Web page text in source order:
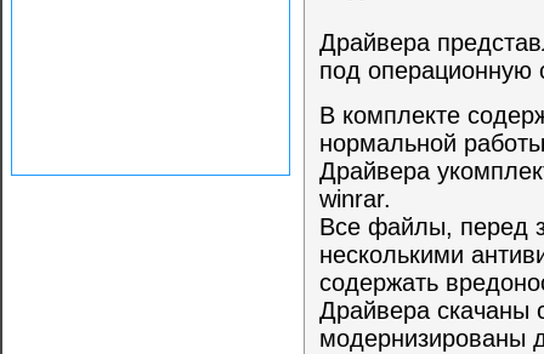
Драйвера
под операционную
В комплекте
нормальной
Драйвера
winrar.
Все файлы, перед
несколькими
содержать
Драйвера скачаны
модернизированы